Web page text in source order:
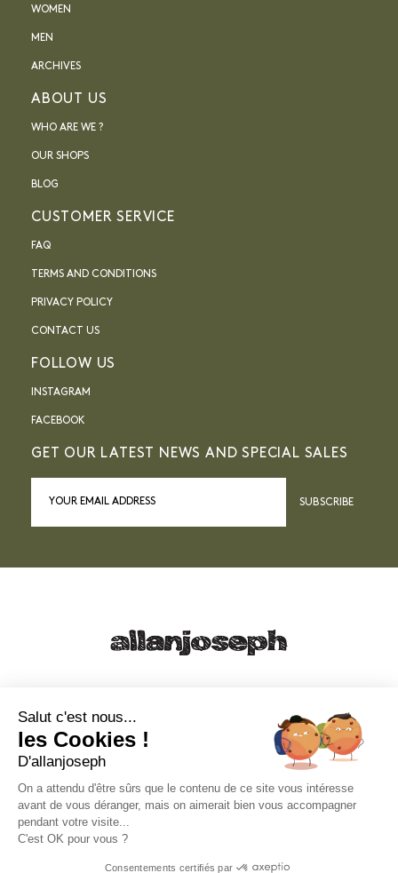
WOMEN
MEN
ARCHIVES
ABOUT US
WHO ARE WE ?
OUR SHOPS
BLOG
CUSTOMER SERVICE
FAQ
TERMS AND CONDITIONS
PRIVACY POLICY
CONTACT US
FOLLOW US
INSTAGRAM
FACEBOOK
GET OUR LATEST NEWS AND SPECIAL SALES
SUBSCRIBE
49, RUE FRANCIS DAVSO - 13001 MARSEILLE
eshop@allanjoseph.com
Salut c'est nous...
les Cookies !
D'allanjoseph
On a attendu d'être sûrs que le contenu de ce site vous intéresse
avant de vous déranger, mais on aimerait bien vous accompagner
pendant votre visite...
C'est OK pour vous ?
Consentements certifiés par